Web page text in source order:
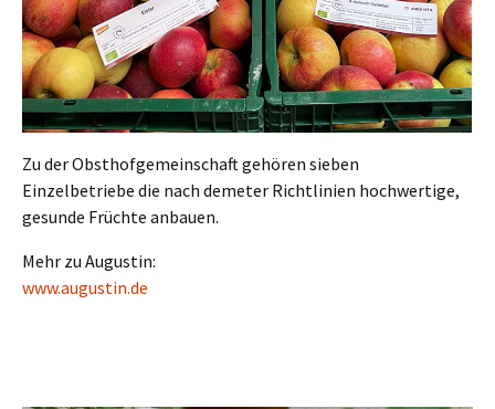
Zu der Obsthofgemeinschaft gehören sieben
Einzelbetriebe die nach demeter Richtlinien hochwertige,
gesunde Früchte anbauen.
Mehr zu Augustin:
www.augustin.de